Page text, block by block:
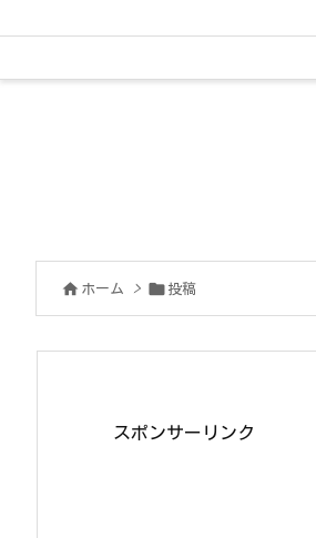
 ホーム >  投稿
スポンサーリンク